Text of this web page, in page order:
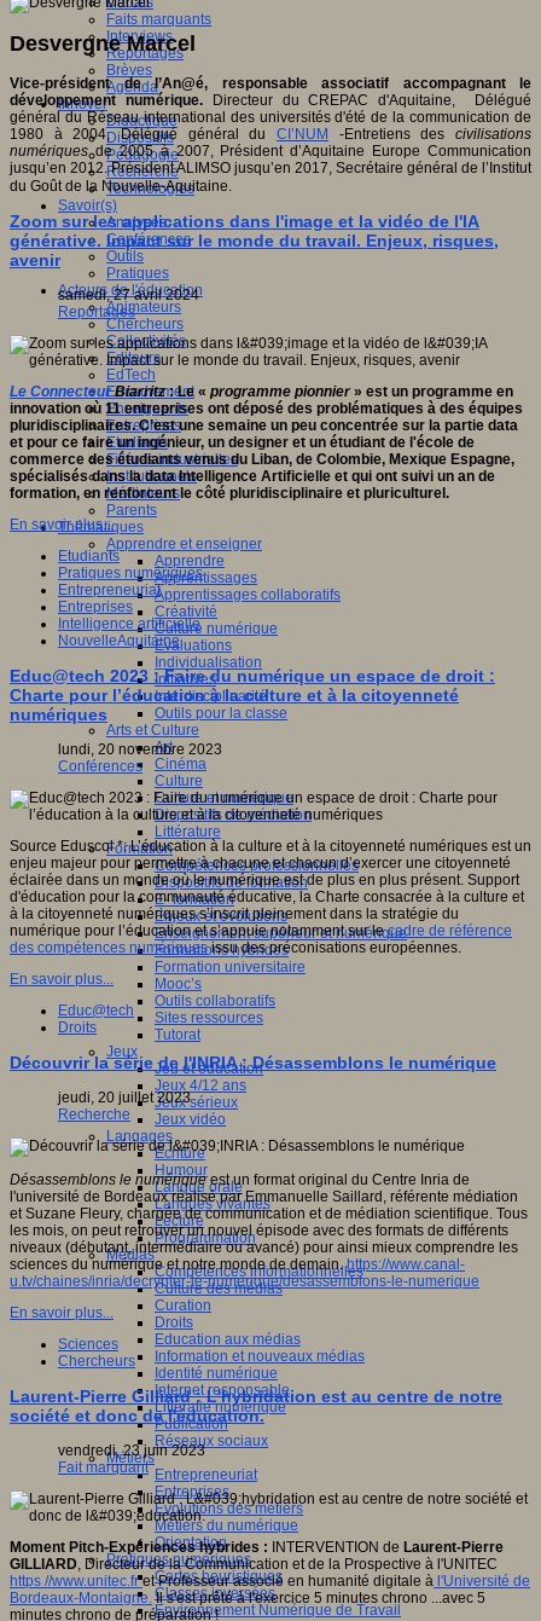
Faits marquants
Interviews
Reportages
Brèves
Agenda
Innover
Didactique
Dispositifs
Pédagogie
Recherche
Technologies
Savoir(s)
Analyses
Conférences
Outils
Pratiques
Acteurs de l'éducation
Animateurs
Chercheurs
Collectivités
Editeurs
EdTech
Encadrement
Enseignants
Entreprises
Etudiants
Filières industrielles
Institutionnels
Médiateurs
Parents
Thématiques
Apprendre et enseigner
Apprendre
Apprentissages
Apprentissages collaboratifs
Créativité
Culture numérique
Evaluations
Individualisation
Initiatives
Interdisciplinarité
Outils pour la classe
Arts et Culture
Art
Cinéma
Culture
Culture et numérique
Dispositifs de médiation
Littérature
Formation
Compétences professionnelles
Dispositifs de formation
E- formation
Enjeux et évolutions
Enseignement supérieur et numérique
Formations hybrides
Formation universitaire
Mooc’s
Outils collaboratifs
Sites ressources
Tutorat
Jeux
Jeu et éducation
Jeux 4/12 ans
Jeux sérieux
Jeux vidéo
Langages
Ecriture
Humour
Langue orale
Langues vivantes
Lecture
Programmation
Médias
Compétences informationnelles
Culture des médias
Curation
Droits
Education aux médias
Information et nouveaux médias
Identité numérique
Internet responsable
Littératie numérique
Publication
Réseaux sociaux
Métiers
Entrepreneuriat
Entreprises
Evolutions des métiers
Métiers du numérique
Orientation
Pratiques numériques
Cartes heuristiques
Classes inversées
Environnement Numérique de Travail
Desvergne Marcel
Vice-président de l’An@é, responsable associatif accompagnant le
développement numérique.Directeur du CREPAC d'Aquitaine, Délégué
général du Réseau international des universités d'été de la communication de
1980 à 2004, Délégué général du CI’NUM -Entretiens des civilisations
numériquesde 2005 à 2007, Président d’Aquitaine Europe Communication
jusqu’en 2012. Président ALIMSO jusqu’en 2017, Secrétaire général de l’Institut
du Goût de la Nouvelle-Aquitaine.
Zoom sur les applications dans l'image et la vidéo de l'IA
générative. Impact sur le monde du travail. Enjeux, risques,
avenir
samedi, 27 avril 2024
Reportages
Le ConnecteurBiarritz: Le « programme pionnier » est un programme en
innovation où 11 entreprises ont déposé des problématiques à des équipes
pluridisciplinaires. C’est une semaine un peu concentrée sur la partie data
et pour ce faire un ingénieur, un designer et un étudiant de l'école de
commerce des étudiants venus du Liban, de Colombie, Mexique Espagne,
spécialisés dans la data Intelligence Artificielle et qui ont suivi un an de
formation, en renforcent le côté pluridisciplinaire et pluriculturel.
En savoir plus...
Etudiants
Pratiques numériques
Entrepreneuriat
Entreprises
Intelligence artificielle
NouvelleAquitaine
Educ@tech 2023 : Faire du numérique un espace de droit :
Charte pour l’éducation à la culture et à la citoyenneté
numériques
lundi, 20 novembre 2023
Conférences
Source Eduscol *: L’éducation à la culture et à la citoyenneté numériques est un
enjeu majeur pour permettre à chacune et chacun d’exercer une citoyenneté
éclairée dans un monde où le numérique est de plus en plus présent. Support
d'éducation pour la communauté éducative, la Charte consacrée à la culture et
à la citoyenneté numériques s’inscrit pleinement dans la stratégie du
numérique pour l’éducation et s’appuie notamment sur lecadre de référence
des compétences numériquesissu des préconisations européennes.
En savoir plus...
Educ@tech
Droits
Découvrir la série de l'INRIA : Désassemblons le numérique
jeudi, 20 juillet 2023
Recherche
Désassemblons le numériqueest un format original du Centre Inria de
l'université de Bordeaux réalisé par Emmanuelle Saillard, référente médiation
et Suzane Fleury, chargée de communication et de médiation scientifique. Tous
les mois, on peut retrouver un nouvel épisode avec des formats de différents
niveaux (débutant, intermédiaire ou avancé) pour ainsi mieux comprendre les
sciences du numérique et notre monde de demain.https://www.canal-
u.tv/chaines/inria/decrypter-le-numerique/desassemblons-le-numerique
En savoir plus...
Sciences
Chercheurs
Laurent-Pierre Gilliard : L'hybridation est au centre de notre
société et donc de l'éducation.
vendredi, 23 juin 2023
Fait marquant
Moment Pitch-Expériences hybrides : INTERVENTION de Laurent-Pierre
GILLIARD, Directeur de la Communication et de la Prospective à l'UNITEC
https //www.unitec.fret Professeur associé en humanité digitale à l'Université de
Bordeaux-Montaigne.Il s'est prêté à l'exercice 5 minutes chrono ...avec 5
minutes chrono de préparation !